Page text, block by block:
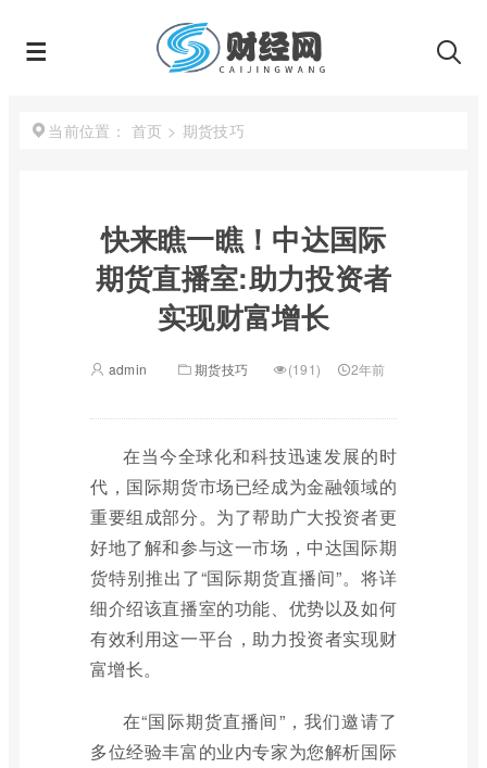
当前位置： 首页 > 期货技巧
快来瞧一瞧！中达国际
期货直播室:助力投资者
实现财富增长
admin 期货技巧 (191) 2年前
在当今全球化和科技迅速发展的时
代，国际期货市场已经成为金融领域的
重要组成部分。为了帮助广大投资者更
好地了解和参与这一市场，中达国际期
货特别推出了“国际期货直播间”。将详
细介绍该直播室的功能、优势以及如何
有效利用这一平台，助力投资者实现财
富增长。
在“国际期货直播间”，我们邀请了
多位经验丰富的业内专家为您解析国际